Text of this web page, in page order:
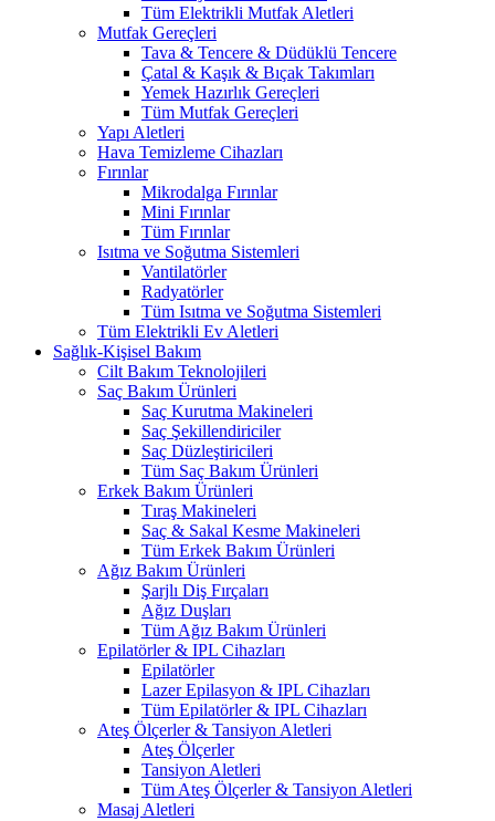
Tüm Elektrikli Mutfak Aletleri
Mutfak Gereçleri
Tava & Tencere & Düdüklü Tencere
Çatal & Kaşık & Bıçak Takımları
Yemek Hazırlık Gereçleri
Tüm Mutfak Gereçleri
Yapı Aletleri
Hava Temizleme Cihazları
Fırınlar
Mikrodalga Fırınlar
Mini Fırınlar
Tüm Fırınlar
Isıtma ve Soğutma Sistemleri
Vantilatörler
Radyatörler
Tüm Isıtma ve Soğutma Sistemleri
Tüm Elektrikli Ev Aletleri
Sağlık-Kişisel Bakım
Cilt Bakım Teknolojileri
Saç Bakım Ürünleri
Saç Kurutma Makineleri
Saç Şekillendiriciler
Saç Düzleştiricileri
Tüm Saç Bakım Ürünleri
Erkek Bakım Ürünleri
Tıraş Makineleri
Saç & Sakal Kesme Makineleri
Tüm Erkek Bakım Ürünleri
Ağız Bakım Ürünleri
Şarjlı Diş Fırçaları
Ağız Duşları
Tüm Ağız Bakım Ürünleri
Epilatörler & IPL Cihazları
Epilatörler
Lazer Epilasyon & IPL Cihazları
Tüm Epilatörler & IPL Cihazları
Ateş Ölçerler & Tansiyon Aletleri
Ateş Ölçerler
Tansiyon Aletleri
Tüm Ateş Ölçerler & Tansiyon Aletleri
Masaj Aletleri